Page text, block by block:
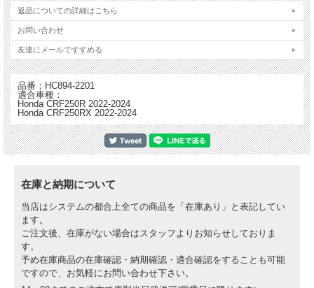
チーム、ヨシムラスズキチーム、リナルディヤマハチームなど、ほぼすべての世界
的有名ファクトリー・チームやライダーがHINSONを選んでおり、レースにおける
実績に裏づけられるようにその実力が証明されている世界最多勝クラッチシステム
・ ビレット(削り出し)仕上げしたクラッチカバー、クラッチバスケット、インナー
ハブ、プレッシャープレート、ファイバー＆スチールプレート、スプリングがキッ
トに付属
・ クラッチ性能と寿命が格段に向上
・ 放熱性の向上
ーティング加工を施すことによりノーマルの5倍の耐久性を実現*(*適切なメンテナ
ンスが前提）
・ 加工精度が高いためクラッチを切った時はきちんと切れ、熱をあまり発しな
返品についての詳細はこちら
お問い合わせ
友達にメールですすめる
品番：HC894-2201
適合車種：
Honda CRF250R 2022-2024
Honda CRF250RX 2022-2024
在庫と納期について
当店はシステムの都合上全ての商品を「在庫あり」と表記してい
ます。
ご注文後、在庫がない場合はスタッフよりお知らせしておりま
す。
予め在庫商品の在庫確認・納期確認・適合確認をすることも可能
ですので、お気軽にお問い合わせ下さい。